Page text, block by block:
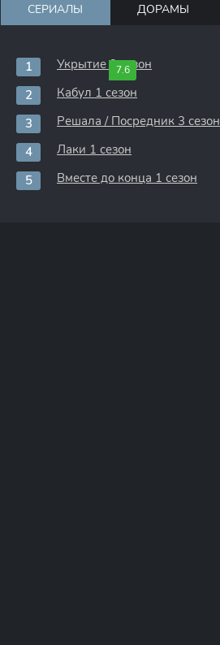
СЕРИАЛЫ ДОРАМЫ
7.6
Укрытие 3 сезон
Кабул 1 сезон
Решала / Посредник 3 сезон
Лаки 1 сезон
Вместе до конца 1 сезон